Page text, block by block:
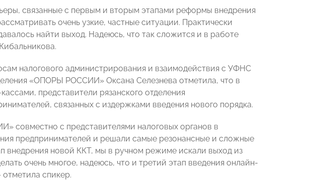
связанные с первым и вторым этапами реформы внедрения
очень узкие, частные ситуации. Практически
найти выход. Надеюсь, что так сложится и в работе
налогового администрирования и взаимодействия с УФНС
«ОПОРЫ РОССИИ» Оксана Селезнева отметила, что в
представители рязанского отделения
связанных с издержками введения нового порядка.
совместно с представителями налоговых органов в
предпринимателей и решали самые резонансные и сложные
внедрения новой ККТ, мы в ручном режиме искали выход из
очень многое, надеюсь, что и третий этап введения онлайн-
отметила спикер.